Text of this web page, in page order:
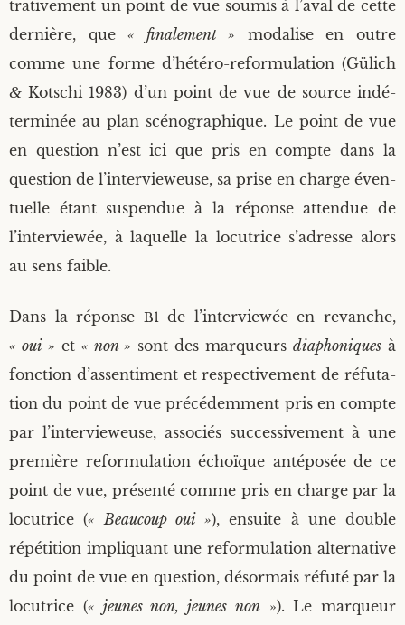
tra­ti­ve­ment un point de vue sou­mis à l’aval de cette
der­nière, que« fina­le­ment » moda­lise en outre
comme une forme d’hétéro-reformulation (Gülich
& Kot­schi 1983) d’un point de vue de source indé­
ter­mi­née au plan scé­no­gra­phique. Le point de vue
en ques­tion n’est ici que pris en compte dans la
ques­tion de l’intervieweuse, sa prise en charge éven­
tuelle étant sus­pen­due à la réponse atten­due de
l’interviewée, à laquelle la locu­trice s’adresse alors
au sens faible.
Dans la réponse B1de l’interviewée en revanche,
« oui » et « non » sont des mar­queursdia­pho­niques à
fonc­tion d’assentiment et res­pec­ti­ve­ment de réfu­ta­
tion du point de vue pré­cé­dem­ment pris en compte
par l’intervieweuse, asso­ciés suc­ces­si­ve­ment à une
pre­mière refor­mu­la­tion échoïque anté­po­sée de ce
point de vue, pré­sen­té comme pris en charge par la
locu­trice (« Beau­coup oui »), ensuite à une double
répé­ti­tion impli­quant une refor­mu­la­tion alter­na­tive
du point de vue en ques­tion, désor­mais réfu­té par la
locu­trice (« jeunes non, jeunes non»). Le mar­queur